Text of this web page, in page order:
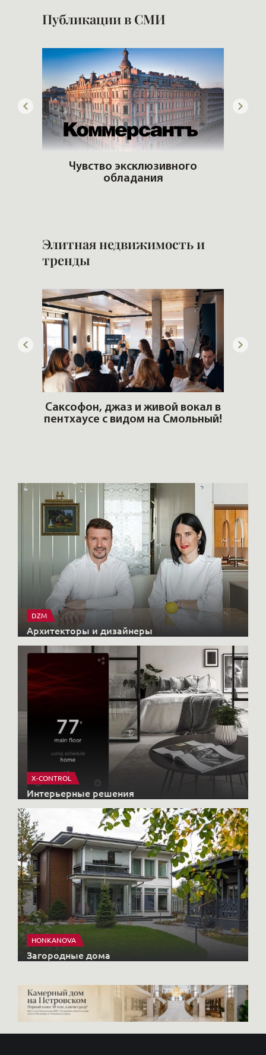
Публикации в СМИ
Чувство эксклюзивного
обладания
Элитная недвижимость и
тренды
Саксофон, джаз и живой вокал в
пентхаусе с видом на Смольный!
DZM
Архитекторы и дизайнеры
X-CONTROL
Интерьерные решения
HONKANOVA
Загородные дома